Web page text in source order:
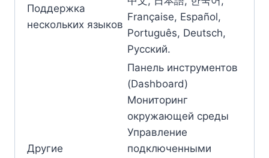
Поддержка
нескольких языков
Française, Español,
Português, Deutsch,
Pусский.
Другие
Панель инструментов
(Dashboard)
Мониторинг
окружающей среды
Управление
подключенными